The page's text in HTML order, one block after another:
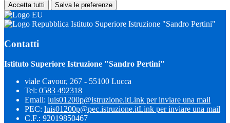
Accetta tutti Salva le preferenze
Istituto Superiore Istruzione "Sandro Pertini"
Contatti
Istituto Superiore Istruzione "Sandro Pertini"
viale Cavour, 267 - 55100 Lucca
Tel: 0583 492318
Email: luis01200p@istruzione.itLink per inviare una mail
PEC: luis01200p@pec.istruzione.itLink per inviare una mail
C.F.: 92019850467